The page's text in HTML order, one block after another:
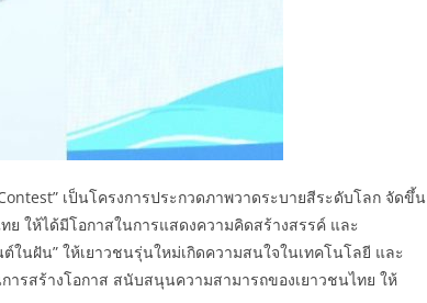
เป็นโครงการประกวดภาพวาดระบายสีระดับโลก จัดขึ้น
ให้ได้มีโอกาสในการแสดงความคิดสร้างสรรค์ และ
นฝัน” ให้เยาวชนรุ่นใหม่เกิดความสนใจในเทคโนโลยี และ
รสร้างโอกาส สนับสนุนความสามารถของเยาวชนไทย ให้